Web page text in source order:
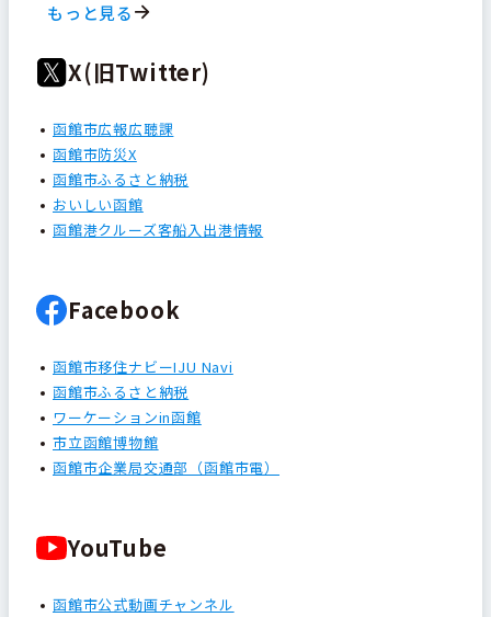
もっと見る
X(旧Twitter)
函館市広報広聴課
函館市防災X
函館市ふるさと納税
おいしい函館
函館港クルーズ客船入出港情報
Facebook
函館市移住ナビーIJU Navi
函館市ふるさと納税
ワーケーションin函館
市立函館博物館
函館市企業局交通部（函館市電）
YouTube
函館市公式動画チャンネル